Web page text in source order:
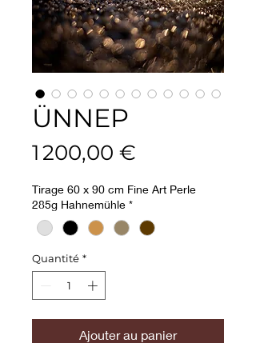
ÜNNEP
1 200,00 €
Tirage 60 x 90 cm Fine Art Perle
285g Hahnemühle *
Quantité *
Ajouter au panier